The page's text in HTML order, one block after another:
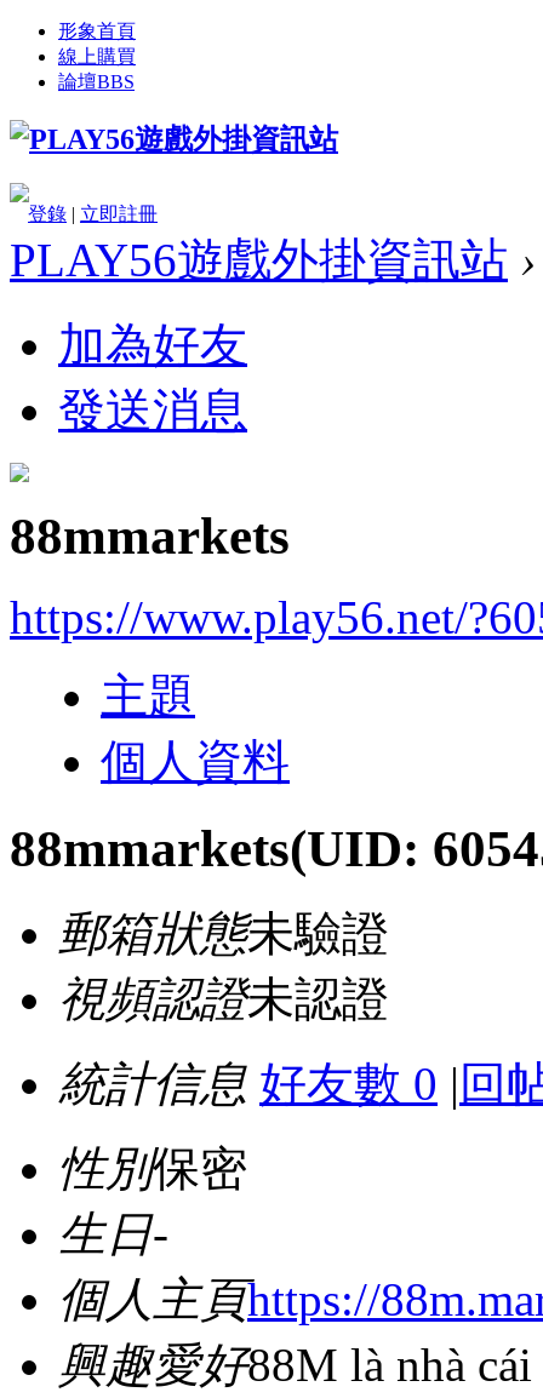
形象首頁
線上購買
論壇BBS
登錄 | 立即註冊
PLAY56遊戲外掛資訊站 ›
加為好友
發送消息
88mmarkets
https://www.play56.net/
主題
個人資料
88mmarkets(UID:
郵箱狀態未驗證
視頻認證未認證
統計信息 好友數 0 | 回
性別保密
生日-
個人主頁https://
興趣愛好88M là nhà